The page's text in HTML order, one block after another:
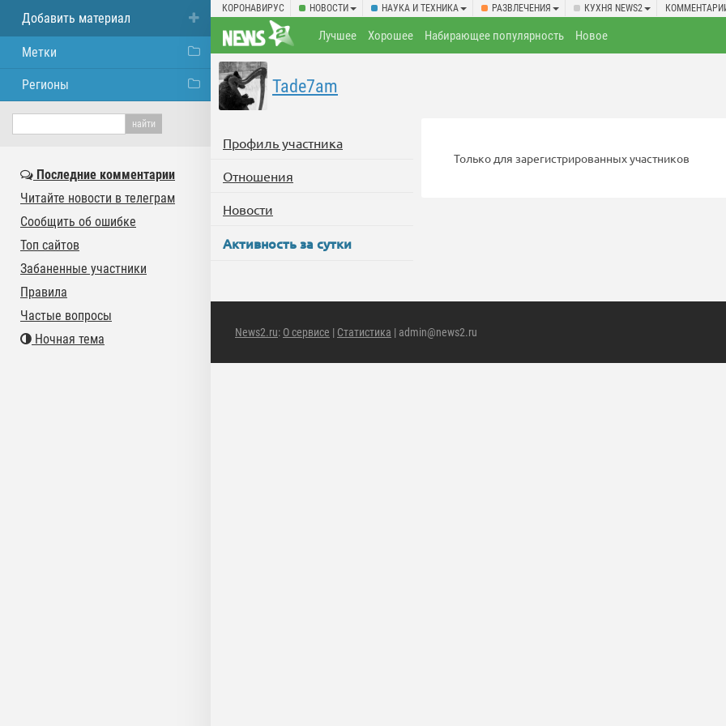
КОРОНАВИРУС НОВОСТИ НАУКА И ТЕХНИКА РАЗВЛЕЧЕНИЯ КУХНЯ NEWS2
Лучшее Хорошее Набирающее популярность Новое
Tade7am
Профиль участника
Отношения
Новости
Активность за сутки
Только для зарегистрированных участников
News2.ru: О сервисе | Статистика | admin@news2.ru
Добавить материал
Метки
Регионы
Последние комментарии
Читайте новости в телеграм
Сообщить об ошибке
Топ сайтов
Забаненные участники
Правила
Частые вопросы
Ночная тема